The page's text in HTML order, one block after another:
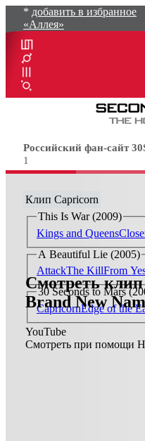
* добавить в избранное
«Аллея»
Российский фан-сайт
1
Клип Capricorn
This Is War (2009)
Kings and Queens
A Beautiful Lie (2005)
AttackThe KillFrom
30 Seconds to Mars
CapricornEdge of the
Смотреть
Brand New
YouTube
Смотреть при помощи